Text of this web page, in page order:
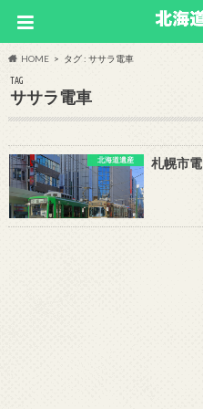
HOME タグ : ササラ電車
TAG
ササラ電車
北海道遺産 札幌市電